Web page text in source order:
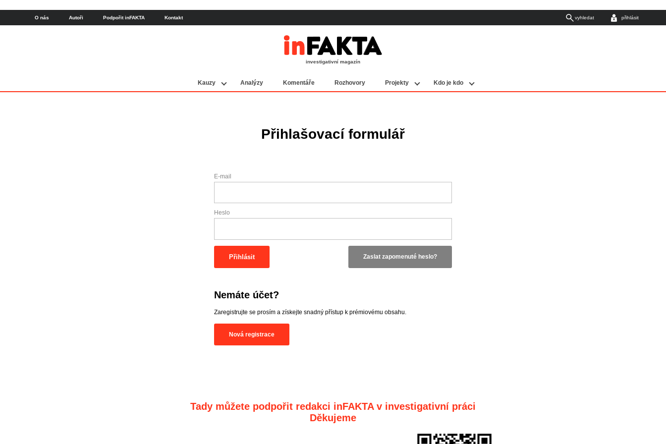
Přihlašovací formulář
E-mail
Heslo
Přihlásit Zaslat zapomenuté heslo?
Nemáte účet?
Zaregistrujte se prosím a získejte snadný přístup k prémiovému obsahu.
Nová registrace
investigativní magazín
Kauzy Analýzy Komentáře Rozhovory Projekty Kdo je kdo
O nás Autoři Podpořit inFAKTA Kontakt vyhledat přihlásit
Tady můžete podpořit redakci inFAKTA v investigativní práci
Děkujeme